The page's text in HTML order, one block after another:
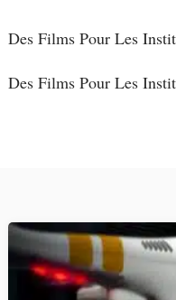
Des Films Pour Les
Des Films Pour Les